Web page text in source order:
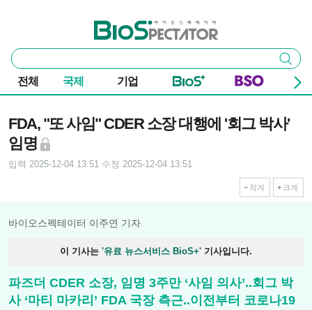
바이오스펙테이터
통
합
검
색
검색
전체 국제 기업
FDA, "또 사임" CDER 소장 대행에 '회그 박사'
임명
입력 2025-12-04 13:51 수정 2025-12-04 13:51
작게 크게
바이오스펙테이터 이주연 기자
이 기사는 '유료 뉴스서비스 BioS+' 기사입니다.
파즈더 CDER 소장, 임명 3주만 ‘사임 의사’..회그 박
사 ‘마티 마카리’ FDA 국장 측근..이전부터 코로나19